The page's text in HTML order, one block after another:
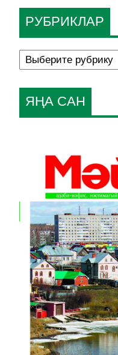
РУБРИКЛАР
ЯҢА САН